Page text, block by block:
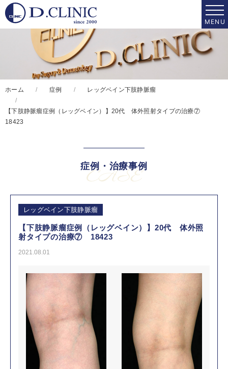
ホーム 症例 レッグベイン下肢静脈瘤
【下肢静脈瘤症例（レッグベイン）】20代 体外照射タイプの治療⑦
18423
症例・治療事例
CASE
レッグベイン下肢静脈瘤
【下肢静脈瘤症例（レッグベイン）】20代 体外照
射タイプの治療⑦ 18423
2021.08.01